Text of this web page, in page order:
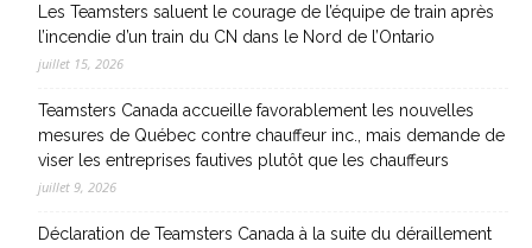
Les Teamsters saluent le courage de l’équipe de train après
l’incendie d’un train du CN dans le Nord de l’Ontario
juillet 15, 2026
Teamsters Canada accueille favorablement les nouvelles
mesures de Québec contre chauffeur inc., mais demande de
viser les entreprises fautives plutôt que les chauffeurs
juillet 9, 2026
Déclaration de Teamsters Canada à la suite du déraillement